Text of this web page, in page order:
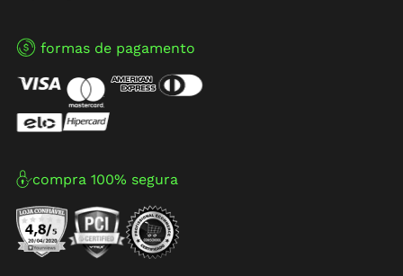
formas de pagamento
compra 100% segura